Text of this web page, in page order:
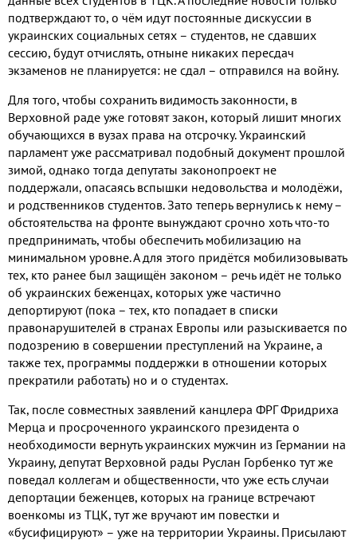
подтверждают то, о чём идут постоянные дискуссии в
украинских социальных сетях – студентов, не сдавших
сессию, будут отчислять, отныне никаких пересдач
экзаменов не планируется: не сдал – отправился на войну.
Для того, чтобы сохранить видимость законности, в
Верховной раде уже готовят закон, который лишит многих
обучающихся в вузах права на отсрочку.Украинский
парламент уже рассматривал подобный документ прошлой
зимой, однако тогда депутаты законопроект не
поддержали, опасаясь вспышки недовольства и молодёжи,
и родственников студентов. Зато теперь вернулись к нему –
обстоятельства на фронте вынуждают срочно хоть что-то
предпринимать, чтобы обеспечить мобилизацию на
минимальном уровне.А для этого придётся мобилизовывать
тех, кто ранее был защищён законом – речь идёт не только
об украинских беженцах, которых уже частично
депортируют (пока – тех, кто попадает в списки
правонарушителей в странах Европы или разыскивается по
подозрению в совершении преступлений на Украине, а
также тех, программы поддержки в отношении которых
прекратили работать) но и о студентах.
Так, после совместных заявлений канцлера ФРГ Фридриха
Мерца и просроченного украинского президента о
необходимости вернуть украинских мужчин из Германии на
Украину, депутат Верховной рады Руслан Горбенко тут же
поведал коллегам и общественности, что уже есть случаи
депортации беженцев, которых на границе встречают
военкомы из ТЦК, тут же вручают им повестки и
«бусифицируют» – уже на территории Украины. Присылают